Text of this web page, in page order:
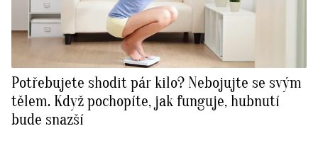
Potřebujete shodit pár kilo? Nebojujte se svým
tělem. Když pochopíte, jak funguje, hubnutí
bude snazší